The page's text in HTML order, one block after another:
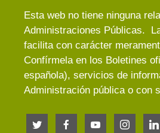
Esta web no tiene ninguna
Administraciones Públicas.
facilita con carácter
Confírmela en los Boletines
española), servicios de
Administración pública o con